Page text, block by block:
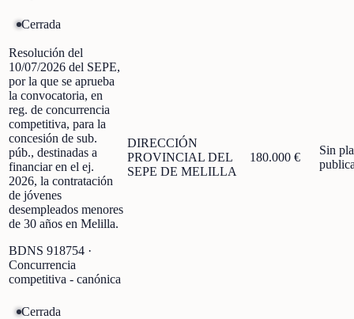
Cerrada
Resolución del
10/07/2026 del SEPE,
por la que se aprueba
la convocatoria, en
reg. de concurrencia
competitiva, para la
concesión de sub.
púb., destinadas a
financiar en el ej.
2026, la contratación
de jóvenes
desempleados menores
de 30 años en Melilla.
BDNS 918754 ·
Concurrencia
competitiva - canónica
DIRECCIÓN
PROVINCIAL DEL
SEPE DE MELILLA
180.000 €
Sin
Cerrada